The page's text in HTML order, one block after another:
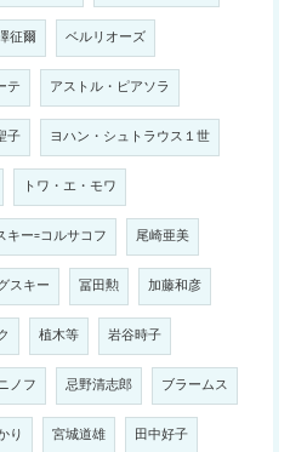
征爾 ベルリオーズ
テ アストル・ピアソラ
子 ヨハン・シュトラウス１世
トワ・エ・モワ
キー=コルサコフ 尾崎亜美
スキー 冨田勲 加藤和彦
植木等 岩谷時子
ノフ 忌野清志郎 ブラームス
り 宮城道雄 田中好子